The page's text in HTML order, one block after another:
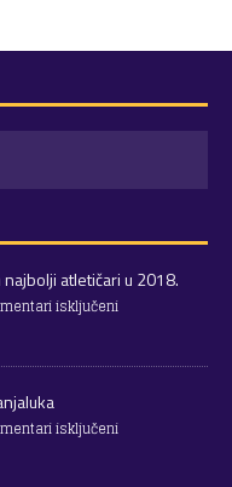
najbolji atletičari u 2018.
isključeni
isključeni